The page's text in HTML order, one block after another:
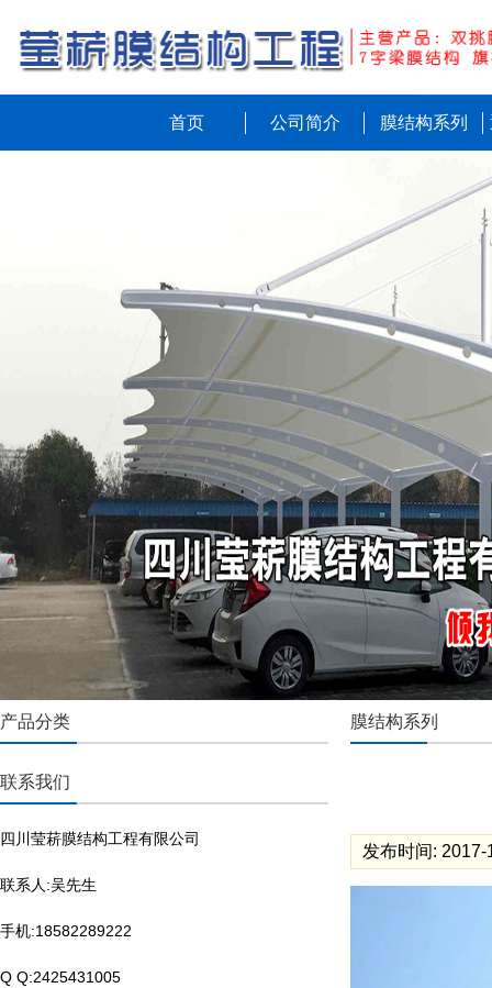
首页 公司简介 膜结构系列
产品分类
联系我们
四川莹菥膜结构工程有限公司
联系人:吴先生
手机:18582289222
Q Q:2425431005
膜结构系列
发布时间: